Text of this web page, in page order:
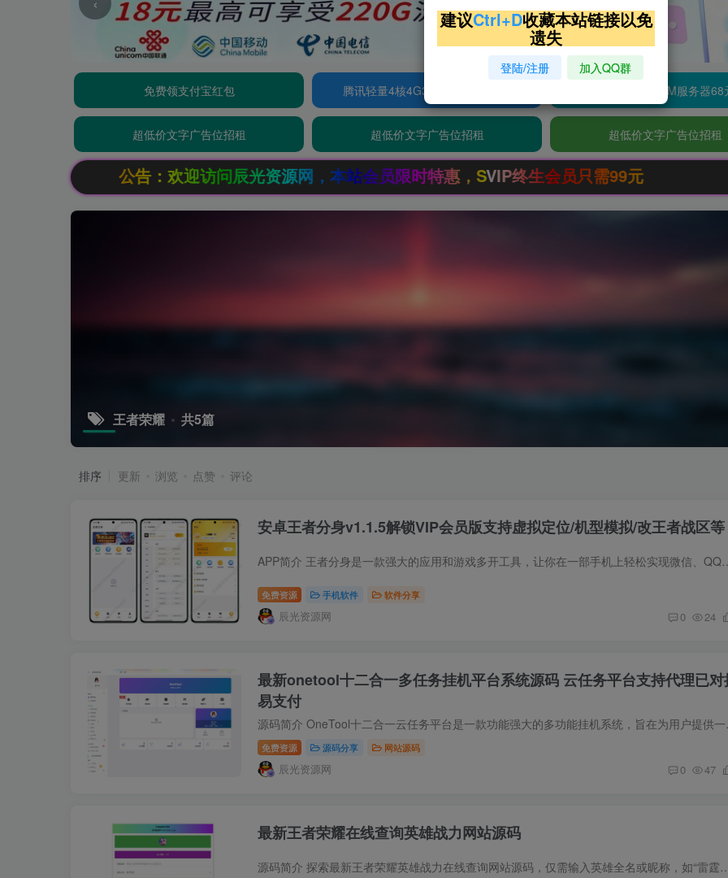
免费领支付宝红包 腾讯轻量4核4G3M服务器38元/年 阿里云2核2G200M服务器
超低价文字广告位招租 超低价文字广告位招租 超低价文字广告位招租
告：欢迎访问辰光资源网，本站会员限时特惠，SVIP终生会员只需99元
王者荣耀 共5篇
排序 更新 浏览 点赞 评论
安卓王者分身v1.1.5解锁VIP会员版支持虚拟定位/机型模拟/改王者战区等
APP简介 王者分身是一款强大的应用和游戏多开工具，让你在一部手机
免费资源 手机软件 软件分享
辰光资源网 0 24
最新onetool十二合一多任务挂机平台系统源码 云任务平台支持代理已对
易支付
源码简介 OneTool十二合
免费资源 源码分享 网站源码
辰光资源网 0 47
最新王者荣耀在线查询英雄战力网站源码
源码简介 探索最新王者荣耀英雄战力在线查询网站源码，仅需输入英雄全名或昵称，如“雷霆之王-
建议Ctrl+D收藏本站链接以免
遗失
登陆/注册 加入QQ群